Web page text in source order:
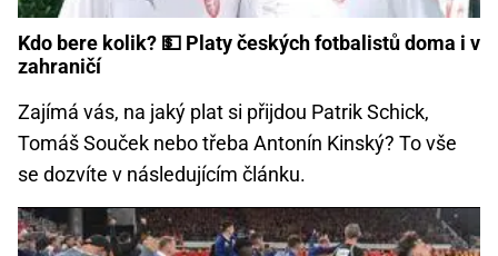
Kdo bere kolik? 💵 Platy českých fotbalistů doma i v
zahraničí
Zajímá vás, na jaký plat si přijdou Patrik Schick,
Tomáš Souček nebo třeba Antonín Kinský? To vše
se dozvíte v následujícím článku.